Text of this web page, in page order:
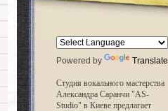
Powered by Translate
Студия вокального мастерства
Александра Саранчи "AS-
Studio" в Киеве предлагает